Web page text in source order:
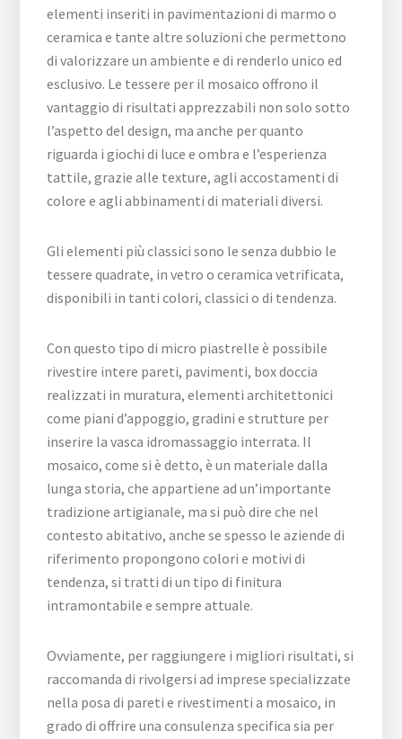
elementi inseriti in pavimentazioni di marmo o
ceramica e tante altre soluzioni che permettono
di valorizzare un ambiente e di renderlo unico ed
esclusivo. Le tessere per il mosaico offrono il
vantaggio di risultati apprezzabili non solo sotto
l’aspetto del design, ma anche per quanto
riguarda i giochi di luce e ombra e l’esperienza
tattile, grazie alle texture, agli accostamenti di
colore e agli abbinamenti di materiali diversi.
Gli elementi più classici sono le senza dubbio le
tessere quadrate, in vetro o ceramica vetrificata,
disponibili in tanti colori, classici o di tendenza.
Con questo tipo di micro piastrelle è possibile
rivestire intere pareti, pavimenti, box doccia
realizzati in muratura, elementi architettonici
come piani d’appoggio, gradini e strutture per
inserire la vasca idromassaggio interrata. Il
mosaico, come si è detto, è un materiale dalla
lunga storia, che appartiene ad un’importante
tradizione artigianale, ma si può dire che nel
contesto abitativo, anche se spesso le aziende di
riferimento propongono colori e motivi di
tendenza, si tratti di un tipo di finitura
intramontabile e sempre attuale.
Ovviamente, per raggiungere i migliori risultati, si
raccomanda di rivolgersi ad imprese specializzate
nella posa di pareti e rivestimenti a mosaico, in
grado di offrire una consulenza specifica sia per